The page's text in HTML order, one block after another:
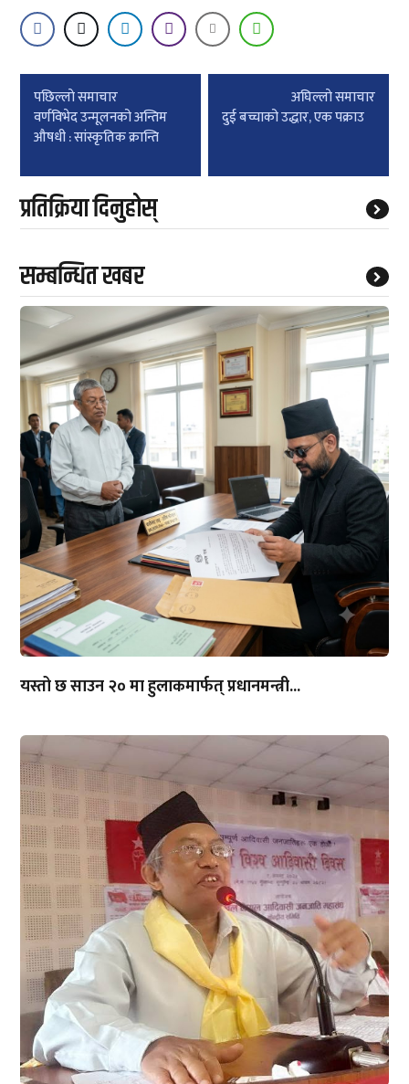
Post
navigation
पछिल्लाे समाचार
वर्णविभेद उन्मूलनको अन्तिम
औषधी : सांस्कृतिक क्रान्ति
अघिल्लाे समाचार
दुई बच्चाको उद्धार, एक पक्राउ
प्रतिक्रिया दिनुहोस्
सम्बन्धित खबर
यस्तो छ साउन २० मा हुलाकमार्फत् प्रधानमन्त्री...